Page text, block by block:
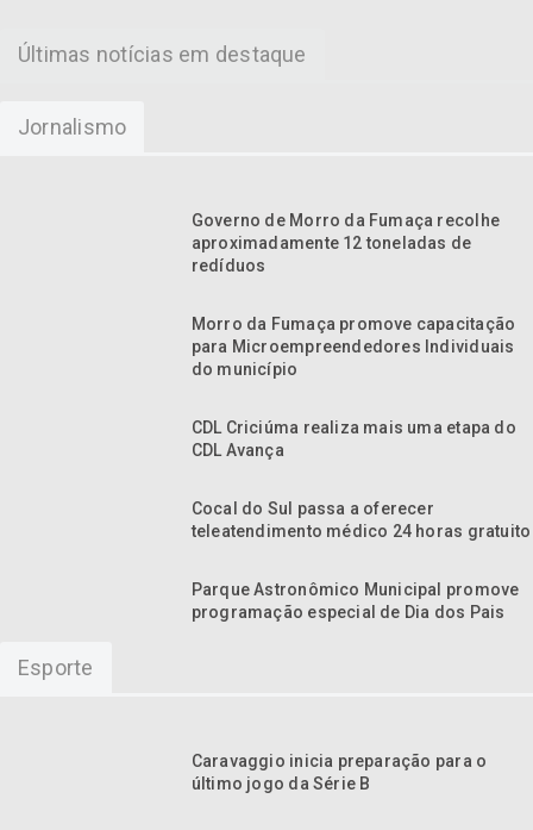
Últimas notícias em destaque
Jornalismo
Governo de Morro da Fumaça recolhe
aproximadamente 12 toneladas de
redíduos
Morro da Fumaça promove capacitação
para Microempreendedores Individuais
do município
CDL Criciúma realiza mais uma etapa do
CDL Avança
Cocal do Sul passa a oferecer
teleatendimento médico 24 horas gratuito
Parque Astronômico Municipal promove
programação especial de Dia dos Pais
Esporte
Caravaggio inicia preparação para o
último jogo da Série B